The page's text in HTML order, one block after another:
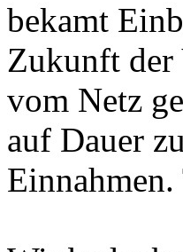
bekamt
Zukunft der
vom Netz
auf Dauer